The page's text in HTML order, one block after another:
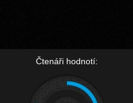
Čtenáři hodnotí: